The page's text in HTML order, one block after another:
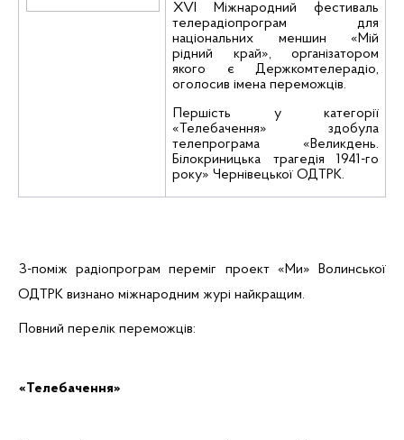
XVІ Міжнародний фестиваль
телерадіопрограм для
національних меншин «Мій
рідний край», організатором
якого є Держкомтелерадіо,
оголосив імена переможців.
Першість у категорії
«Телебачення» здобула
телепрограма «Великдень.
Білокриницька трагедія 1941-го
року» Чернівецької ОДТРК.
З-поміж радіопрограм переміг проект «Ми» Волинської
ОДТРК визнано міжнародним журі найкращим.
Повний перелік переможців:
«Телебачення»